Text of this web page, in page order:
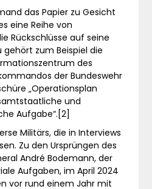
das Papier zu Gesicht
eine Reihe von
Rückschlüsse auf seine
gehört zum Beispiel die
des
der Bundeswehr
„Operationsplan
und
Aufgabe“.[2]
Militärs, die in Interviews
Zu den Ursprüngen des
André Bodemann, der
Aufgaben, im April 2024
vor rund einem Jahr mit